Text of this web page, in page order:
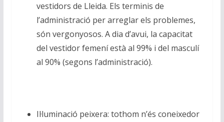
vestidors de Lleida. Els terminis de
l’administració per arreglar els problemes,
són vergonyosos. A dia d’avui, la capacitat
del vestidor femení està al 99% i del masculí
al 90% (segons l’administració).
Il·luminació peixera: tothom n’és coneixedor